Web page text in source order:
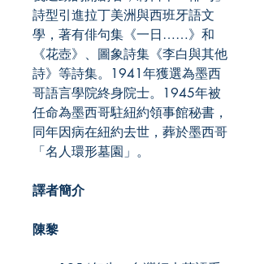
詩型引進拉丁美洲與西班牙語文
學，著有俳句集《一日……》和
《花壺》、圖象詩集《李白與其他
詩》等詩集。1941年獲選為墨西
哥語言學院終身院士。1945年被
任命為墨西哥駐紐約領事館秘書，
同年因病在紐約去世，葬於墨西哥
「名人環形墓園」。
譯者簡介
陳黎